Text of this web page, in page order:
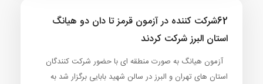
62شرکت کننده در آزمون قرمز تا دان دو هیانگ
استان البرز شرکت کردند
آزمون هیانگ به صورت منطقه ای با حضور شرکت کنندگان
استان های تهران و البرز در سالن شهید بابایی برگزار شد به